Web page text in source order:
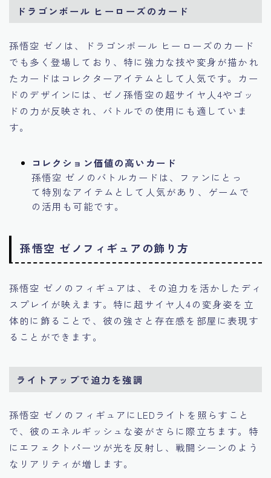
ドラゴンボール ヒーローズのカード
孫悟空 ゼノは、ドラゴンボール ヒーローズのカード
でも多く登場しており、特に強力な技や変身が描かれ
たカードはコレクターアイテムとして人気です。カー
ドのデザインには、ゼノ孫悟空の超サイヤ人4やゴッ
ドの力が反映され、バトルでの使用にも適していま
す。
コレクション価値の高いカード
孫悟空 ゼノのバトルカードは、ファンにとっ
て特別なアイテムとして人気があり、ゲームで
の活用も可能です。
孫悟空 ゼノフィギュアの飾り方
孫悟空 ゼノのフィギュアは、その迫力を活かしたディ
スプレイが映えます。特に超サイヤ人4の変身姿を立
体的に飾ることで、彼の強さと存在感を部屋に表現す
ることができます。
ライトアップで迫力を強調
孫悟空 ゼノのフィギュアにLEDライトを照らすこと
で、彼のエネルギッシュな姿がさらに際立ちます。特
にエフェクトパーツが光を反射し、戦闘シーンのよう
なリアリティが増します。